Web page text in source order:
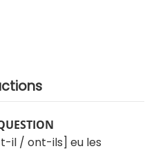
il / ont-ils] eu les